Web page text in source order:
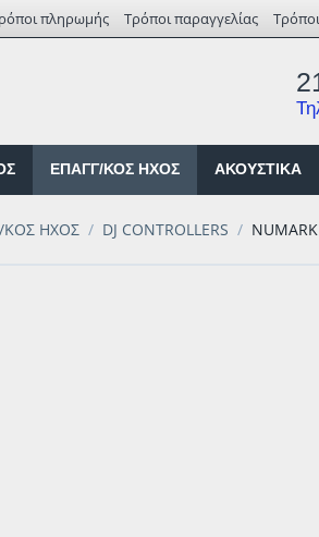
πληρωμής Τρόποι παραγγελίας
ΕΠΑΓΓ/ΚΟΣ ΗΧΟΣ ΑΚΟΥΣΤΙΚΑ
ΚΟΣ ΗΧΟΣ / DJ CONTROLLERS /